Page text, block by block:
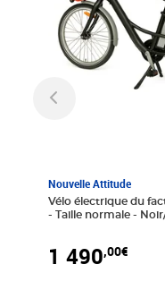
Nouvelle Attitude
Vélo électrique du
- Taille normale -
1 490,00€